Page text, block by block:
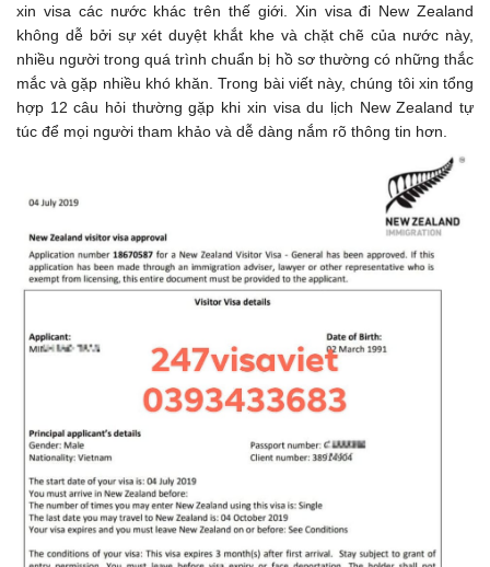
xin visa các nước khác trên thế giới. Xin visa đi New Zealand
không dễ bởi sự xét duyệt khắt khe và chặt chẽ của nước này,
nhiều người trong quá trình chuẩn bị hồ sơ thường có những thắc
mắc và gặp nhiều khó khăn. Trong bài viết này, chúng tôi xin tổng
hợp 12 câu hỏi thường gặp khi xin visa du lịch New Zealand tự
túc để mọi người tham khảo và dễ dàng nắm rõ thông tin hơn.